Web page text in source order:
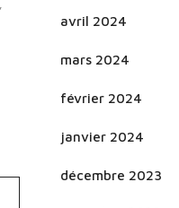
avril 2024
mars 2024
février 2024
janvier 2024
décembre 2023